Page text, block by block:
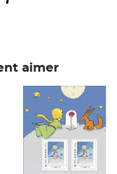
aimer
Prix 7,50€